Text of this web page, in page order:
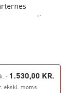
og optimere
lovgivning
som
- 1.530,00 KR.
ekskl. moms